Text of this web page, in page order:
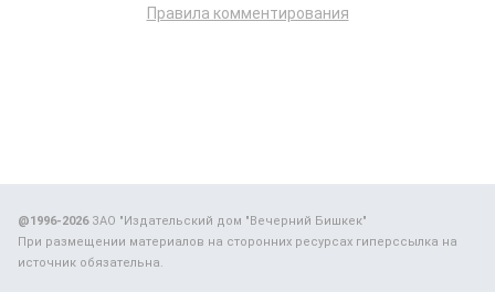
Правила комментирования
@1996-2026ЗАО "Издательский дом "Вечерний Бишкек"
При размещении материалов на сторонних ресурсах гиперссылка на
источник обязательна.